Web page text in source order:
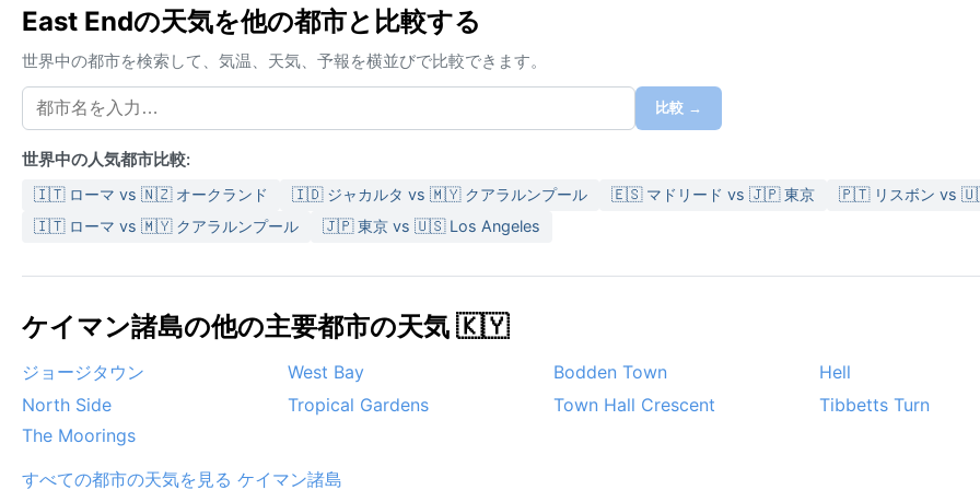
East Endの天気を他の都市と比較する
世界中の都市を検索して、気温、天気、予報を横並びで比較できます。
比較 →
世界中の人気都市比較:
🇮🇹 ローマ vs 🇳🇿 オークランド 🇮🇩 ジャカルタ vs 🇲🇾 クアラルンプール 🇪🇸 マドリード vs 🇯🇵 東京
🇵🇹 リスボン vs
🇮🇹 ローマ vs 🇲🇾 クアラルンプール
🇯🇵 東京 vs 🇺🇸 Los Angeles
ケイマン諸島の他の主要都市の天気 🇰🇾
ジョージタウン West Bay Bodden Town
Hell
North Side
Tropical Gardens Town Hall Crescent
Tibbetts Turn
The Moorings
すべての都市の天気を見る ケイマン諸島